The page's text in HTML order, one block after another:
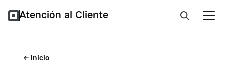
Atención al Cliente
Inicio